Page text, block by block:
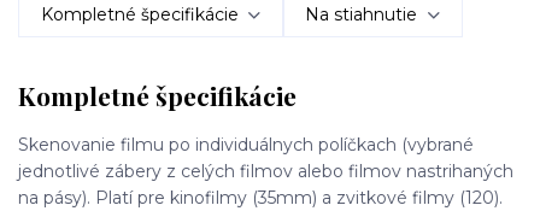
Kompletné špecifikácie Na stiahnutie
Kompletné špecifikácie
Skenovanie filmu po individuálnych políčkach (vybrané
jednotlivé zábery z celých filmov alebo filmov nastrihaných
na pásy). Platí pre kinofilmy (35mm) a zvitkové filmy (120).